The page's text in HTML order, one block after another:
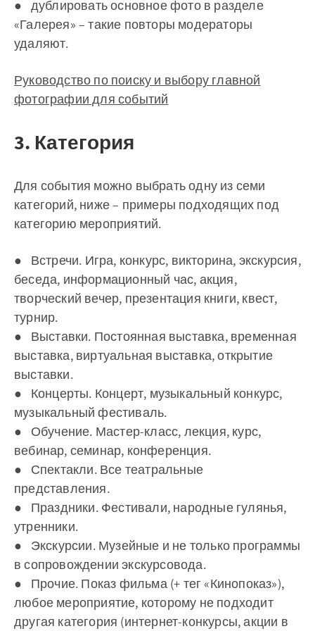
● дублировать основное фото в разделе
«Галерея» – такие повторы модераторы
удаляют.
Руководство по поиску и выбору главной
фотографии для событий
3. Категория
Для события можно выбрать одну из семи
категорий, ниже – примеры подходящих под
категорию мероприятий.
● Встречи. Игра, конкурс, викторина, экскурсия,
беседа, информационный час, акция,
творческий вечер, презентация книги, квест,
турнир.
● Выставки. Постоянная выставка, временная
выставка, виртуальная выставка, открытие
выставки.
● Концерты. Концерт, музыкальный конкурс,
музыкальный фестиваль.
● Обучение. Мастер-класс, лекция, курс,
вебинар, семинар, конференция.
● Спектакли. Все театральные
представления.
● Праздники. Фестивали, народные гулянья,
утренники.
● Экскурсии. Музейные и не только программы
в сопровождении экскурсовода.
● Прочие. Показ фильма (+ тег «Кинопоказ»),
любое мероприятие, которому не подходит
другая категория (интернет-конкурсы, акции в